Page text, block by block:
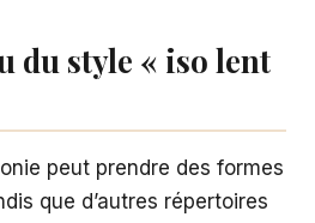
du style « iso lent
peut prendre des formes
que d’autres répertoires